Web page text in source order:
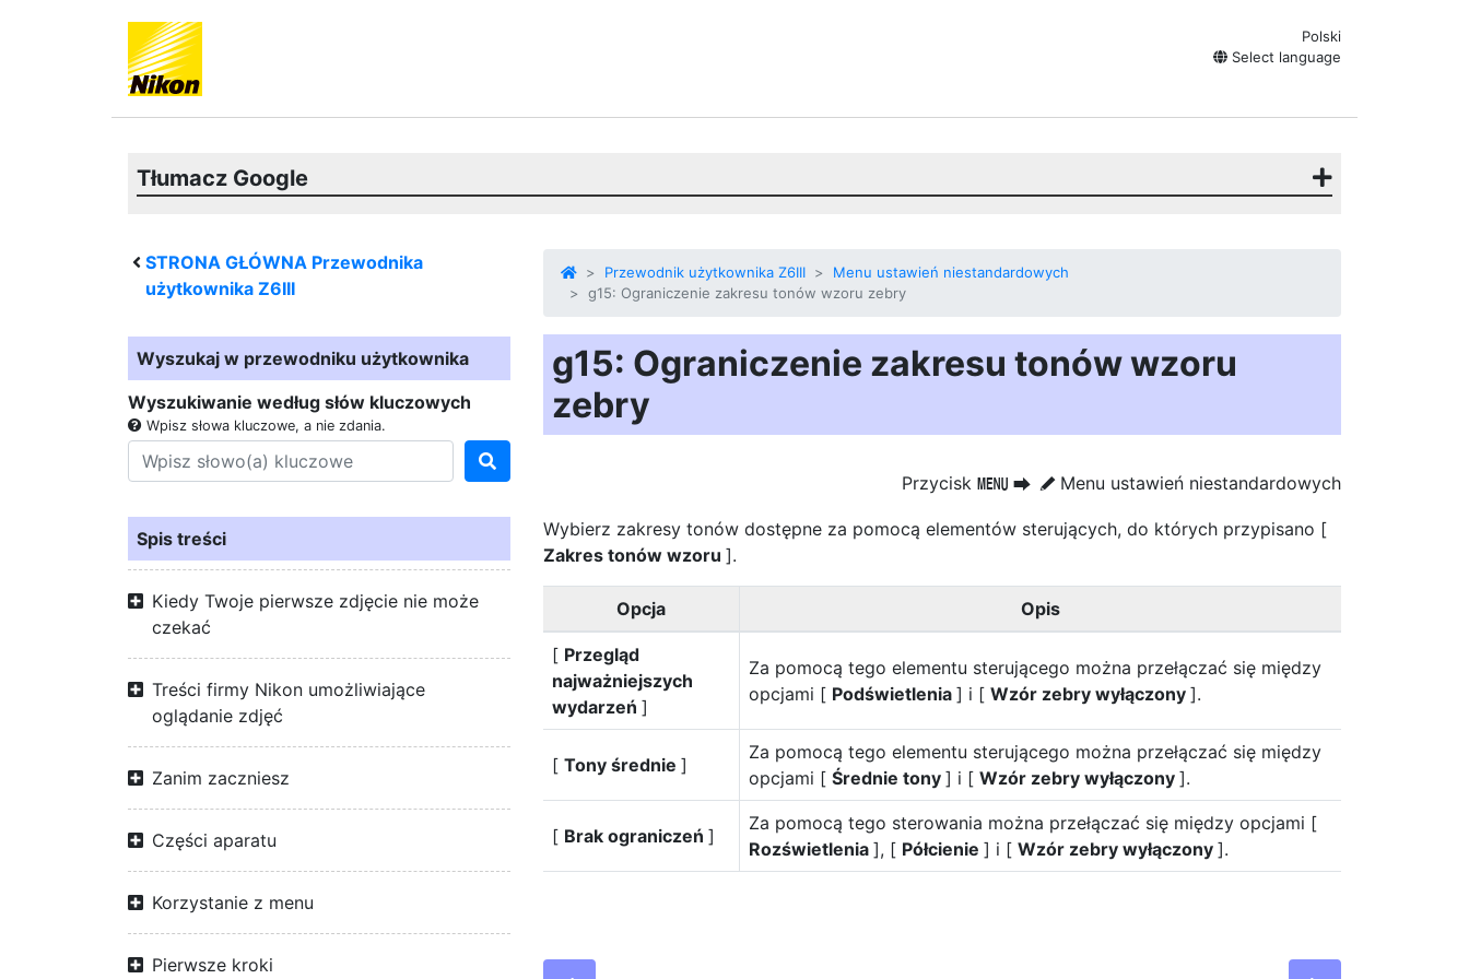
Polski
Select language
Tłumacz Google
STRONA GŁÓWNA Przewodnika
użytkownika Z6III
Wyszukaj w przewodniku użytkownika
Wyszukiwanie według słów kluczowych
Wpisz słowa kluczowe, a nie zdania.
Spis treści
Kiedy Twoje pierwsze zdjęcie nie może
czekać
Treści firmy Nikon umożliwiające
oglądanie zdjęć
Zanim zaczniesz
Części aparatu
Korzystanie z menu
Pierwsze kroki
Przewodnik użytkownika Z6III
Menu ustawień niestandardowych
g15: Ograniczenie zakresu tonów wzoru zebry
g15: Ograniczenie zakresu tonów wzoru
zebry
Przycisk G U A Menu ustawień niestandardowych
Wybierz zakresy tonów dostępne za pomocą elementów sterujących, do których przypisano [
Zakres tonów wzoru ].
Opcja Opis
[ Przegląd
najważniejszych
wydarzeń ]
Za pomocą tego elementu sterującego można przełączać się między
opcjami [ Podświetlenia ] i [ Wzór zebry wyłączony ].
[ Tony średnie ]
Za pomocą tego elementu sterującego można przełączać się między
opcjami [ Średnie tony ] i [ Wzór zebry wyłączony ].
[ Brak ograniczeń ]
Za pomocą tego sterowania można przełączać się między opcjami [
Rozświetlenia ], [ Półcienie ] i [ Wzór zebry wyłączony ].